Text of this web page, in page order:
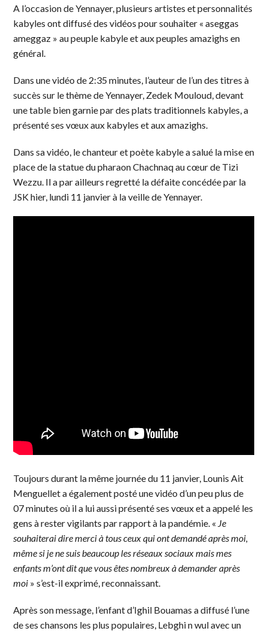
A l’occasion de Yennayer, plusieurs artistes et personnalités
kabyles ont diffusé des vidéos pour souhaiter « aseggas
ameggaz » au peuple kabyle et aux peuples amazighs en
général.
Dans une vidéo de 2:35 minutes, l’auteur de l’un des titres à
succès sur le thème de Yennayer, Zedek Mouloud, devant
une table bien garnie par des plats traditionnels kabyles, a
présenté ses vœux aux kabyles et aux amazighs.
Dans sa vidéo, le chanteur et poète kabyle a salué la mise en
place de la statue du pharaon Chachnaq au cœur de Tizi
Wezzu. Il a par ailleurs regretté la défaite concédée par la
JSK hier, lundi 11 janvier à la veille de Yennayer.
Toujours durant la même journée du 11 janvier, Lounis Ait
Menguellet a également posté une vidéo d’un peu plus de
07 minutes où il a lui aussi présenté ses vœux et a appelé les
gens à rester vigilants par rapport à la pandémie. « Je
souhaiterai dire merci à tous ceux qui ont demandé après moi,
même si je ne suis beaucoup les réseaux sociaux mais mes
enfants m’ont dit que vous êtes nombreux à demander après
moi » s’est-il exprimé, reconnaissant.
Après son message, l’enfant d’Ighil Bouamas a diffusé l’une
de ses chansons les plus populaires, Lebghi n wul avec un